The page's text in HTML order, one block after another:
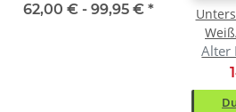
62,00 € - 99,95 € *
Glas
Alter